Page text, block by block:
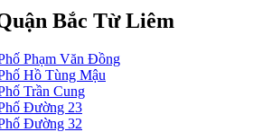
Bắc Từ Liêm
Phạm Văn Đồng
Hồ Tùng Mậu
Trần Cung
Đường 23
Đường 32